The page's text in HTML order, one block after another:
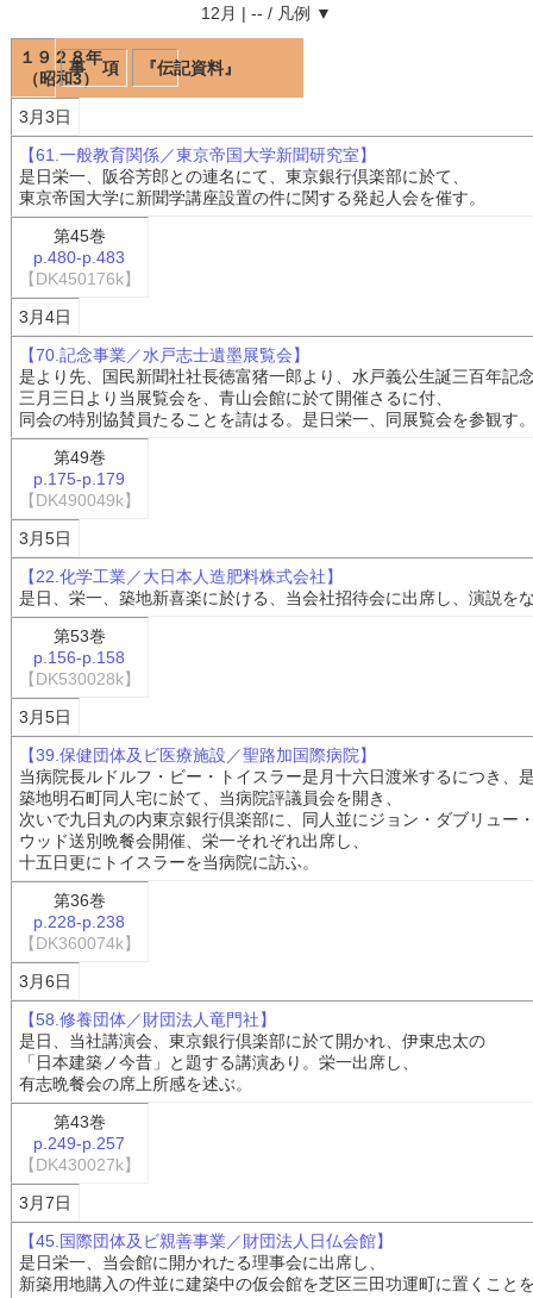
12月 | -- / 凡例 ▼
１９２８年
（昭和3）
事 項 『伝記資料』
3月3日
【61.一般教育関係／東京帝国大学新聞研究室】
是日栄一、阪谷芳郎との連名にて、東京銀行倶楽部に於て、
東京帝国大学に新聞学講座設置の件に関する発起人会を催す。
第45巻
p.480-p.483
【DK450176k】
3月4日
【70.記念事業／水戸志士遺墨展覧会】
是より先、国民新聞社社長徳富猪一郎より、水戸義公生誕三百年記
三月三日より当展覧会を、青山会館に於て開催さるに付、
同会の特別協賛員たることを請はる。是日栄一、同展覧会を参観す
第49巻
p.175-p.179
【DK490049k】
3月5日
【22.化学工業／大日本人造肥料株式会社】
是日、栄一、築地新喜楽に於ける、当会社招待会に出席し、演説を
第53巻
p.156-p.158
【DK530028k】
3月5日
【39.保健団体及ビ医療施設／聖路加国際病院】
当病院長ルドルフ・ビー・トイスラー是月十六日渡米するにつき、
築地明石町同人宅に於て、当病院評議員会を開き、
次いで九日丸の内東京銀行倶楽部に、同人並にジョン・ダブリュー
ウッド送別晩餐会開催、栄一それぞれ出席し、
十五日更にトイスラーを当病院に訪ふ。
第36巻
p.228-p.238
【DK360074k】
3月6日
【58.修養団体／財団法人竜門社】
是日、当社講演会、東京銀行倶楽部に於て開かれ、伊東忠太の
「日本建築ノ今昔」と題する講演あり。栄一出席し、
有志晩餐会の席上所感を述ぶ。
第43巻
p.249-p.257
【DK430027k】
3月7日
【45.国際団体及ビ親善事業／財団法人日仏会館】
是日栄一、当会館に開かれたる理事会に出席し、
新築用地購入の件並に建築中の仮会館を芝区三田功運町に置くこと